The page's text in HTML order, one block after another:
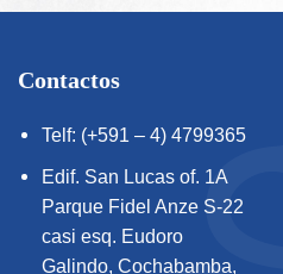
Contactos
Telf: (+591 – 4) 4799365
Edif. San Lucas of. 1A
Parque Fidel Anze S-22
casi esq. Eudoro
Galindo, Cochabamba,